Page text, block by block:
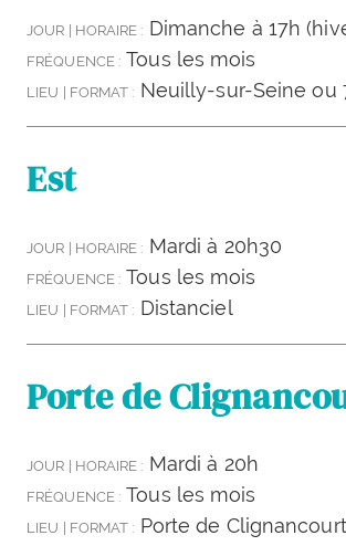
JOUR | HORAIRE : Dimanche à 17h
FRÉQUENCE : Tous les mois
LIEU | FORMAT : Neuilly-sur-Seine ou
Est
JOUR | HORAIRE : Mardi à 20h30
FRÉQUENCE : Tous les mois
LIEU | FORMAT : Distanciel
Porte de
JOUR | HORAIRE : Mardi à 20h
FRÉQUENCE : Tous les mois
LIEU | FORMAT : Porte de